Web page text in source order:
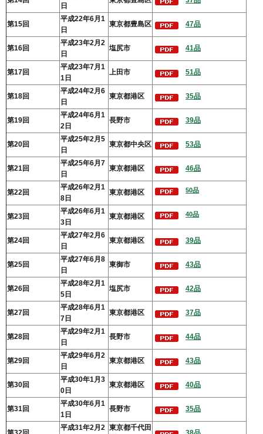
日
第15回
平成22年6月1
日
東京都豊島区 47品
第16回
平成23年2月2
日
塩尻市 41品
第17回
平成23年7月1
1日
上田市 51品
第18回
平成24年2月6
日
東京都港区 35品
第19回
平成24年6月1
2日
長野市 39品
第20回
平成25年2月5
日
東京都中央区 53品
第21回
平成25年6月7
日
東京都港区 46品
第22回
平成26年2月1
8日
東京都港区 50品
第23回
平成26年6月1
3日
東京都港区 40品
第24回
平成27年2月6
日
東京都港区 39品
第25回
平成27年6月8
日
東御市 43品
第26回
平成28年2月1
5日
塩尻市 42品
第27回
平成28年6月1
7日
東京都港区 37品
第28回
平成29年2月1
日
長野市 44品
第29回
平成29年6月2
日
東京都港区 43品
第30回
平成30年1月3
0日
東京都港区 40品
第31回
平成30年6月1
1日
長野市 35品
平成31年2月2 東京都千代田